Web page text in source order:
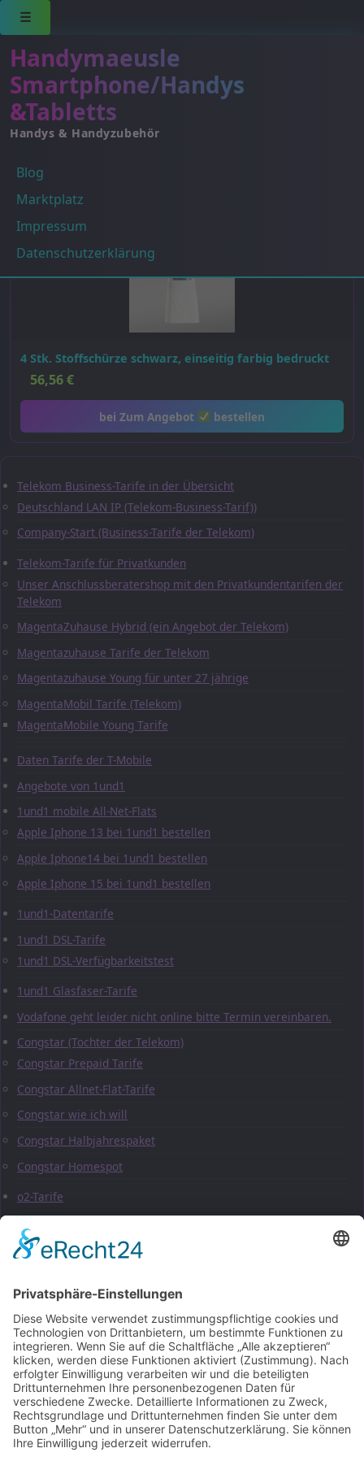
☰
Handymaeusle
Smartphone/Handys
&Tabletts
Handys & Handyzubehör
Blog
Marktplatz
Impressum
Datenschutzerklärung
4 Stk. Stoffschürze schwarz, einseitig farbig bedruckt
56,56€
bei Zum Angebot bestellen
Telekom Business-Tarife in der Übersicht
Deutschland LAN IP (Telekom-Business-Tarif))
Company-Start (Business-Tarife der Telekom)
Telekom-Tarife für Privatkunden
Unser Anschlussberatershop mit den Privatkundentarifen der
Telekom
MagentaZuhause Hybrid (ein Angebot der Telekom)
Magentazuhause Tarife der Telekom
Magentazuhause Young für unter 27 jährige
MagentaMobil Tarife (Telekom)
MagentaMobile Young Tarife
Daten Tarife der T-Mobile
Angebote von 1und1
1und1 mobile All-Net-Flats
Apple Iphone 13 bei 1und1 bestellen
Apple Iphone14 bei 1und1 bestellen
Apple Iphone 15 bei 1und1 bestellen
1und1-Datentarife
1und1 DSL-Tarife
1und1 DSL-Verfügbarkeitstest
1und1 Glasfaser-Tarife
Vodafone geht leider nicht online bitte Termin vereinbaren.
Congstar (Tochter der Telekom)
Congstar Prepaid Tarife
Congstar Allnet-Flat-Tarife
Congstar wie ich will
Congstar Halbjahrespaket
Congstar Homespot
o2-Tarife
Marktplatz
Impressum
Datenschutzerklärung
About Quick Links